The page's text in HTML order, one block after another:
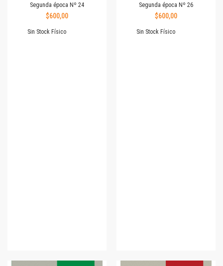
Segunda época Nº 24
$600,00
Sin Stock Físico
Segunda época Nº 26
$600,00
Sin Stock Físico